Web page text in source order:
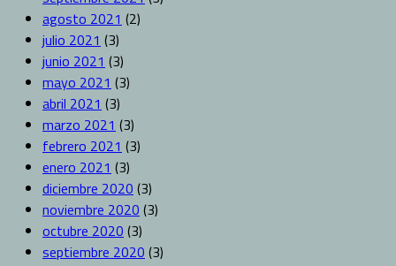
agosto 2021 (2)
julio 2021 (3)
junio 2021 (3)
mayo 2021 (3)
abril 2021 (3)
marzo 2021 (3)
febrero 2021 (3)
enero 2021 (3)
diciembre 2020 (3)
noviembre 2020 (3)
octubre 2020 (3)
septiembre 2020 (3)